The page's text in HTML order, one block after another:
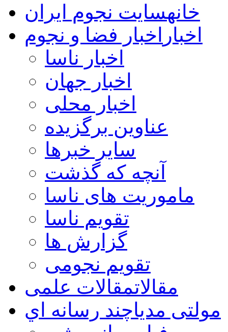
خانهسایت نجوم ایران
اخبار اخبار فضا و نجوم
اخبار ناسا
اخبار جهان
اخبار محلی
عناوین برگزیده
سایر خبرها
آنچه که گذشت
ماموریت های ناسا
تقویم ناسا
گزارش ها
تقویم نجومی
مقالاتمقالات علمی
مولتی مدیاچند رسانه اي